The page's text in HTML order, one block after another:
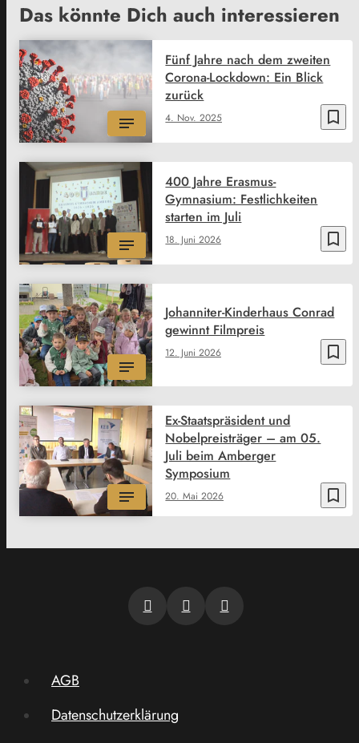
Das könnte Dich auch interessieren
bookmark_border
4. Nov. 2025
Fünf Jahre nach dem zweiten
Corona-Lockdown: Ein Blick
zurück
bookmark_border
18. Juni 2026
400 Jahre Erasmus-
Gymnasium: Festlichkeiten
starten im Juli
bookmark_border
12. Juni 2026
Johanniter-Kinderhaus Conrad
gewinnt Filmpreis
bookmark_border
20. Mai 2026
Ex-Staatspräsident und
Nobelpreisträger – am 05.
Juli beim Amberger
Symposium
AGB
Datenschutzerklärung